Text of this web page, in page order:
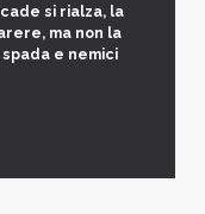
si rialza, la
ma non la
e nemici